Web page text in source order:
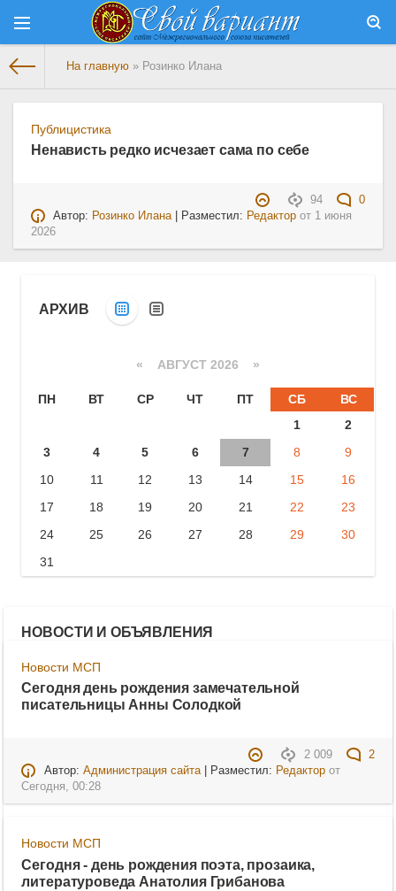
На главную » Розинко Илана
Публицистика
Ненависть редко исчезает сама по себе
94
0
Автор: Розинко Илана| Разместил: Редактор от 1 июня
2026
АРХИВ
« АВГУСТ 2026 »
ПН ВТ СР ЧТ ПТ СБ
ВС
1
2
3
4 5 6 7 8
9
10
11 12 13 14 15
16
17
18 19 20 21 22
23
24
25 26 27 28 29
30
31
НОВОСТИ И ОБЪЯВЛЕНИЯ
Новости МСП
Сегодня день рождения замечательной
писательницы Анны Солодкой
2 009
2
Автор: Администрация сайта| Разместил: Редакторот
Сегодня, 00:28
Новости МСП
Сегодня - день рождения поэта, прозаика,
литературоведа Анатолия Грибанова